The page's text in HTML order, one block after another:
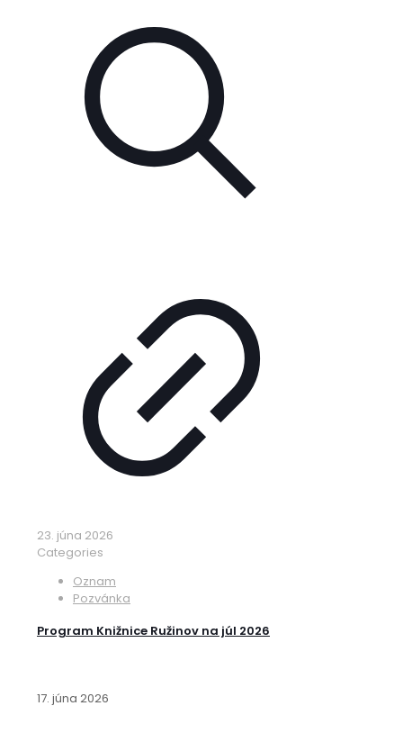
23. júna 2026
Categories
Oznam
Pozvánka
Program Knižnice Ružinov na júl 2026
17. júna 2026